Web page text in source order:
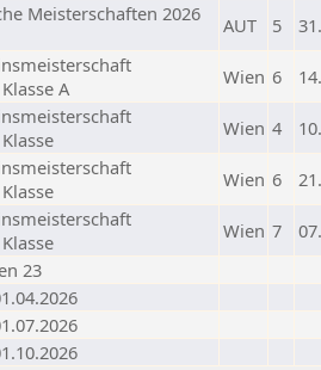
Meisterschaften 2026
AUT 5
A
Wien 6
Wien 4
Wien 6
Wien 7
23